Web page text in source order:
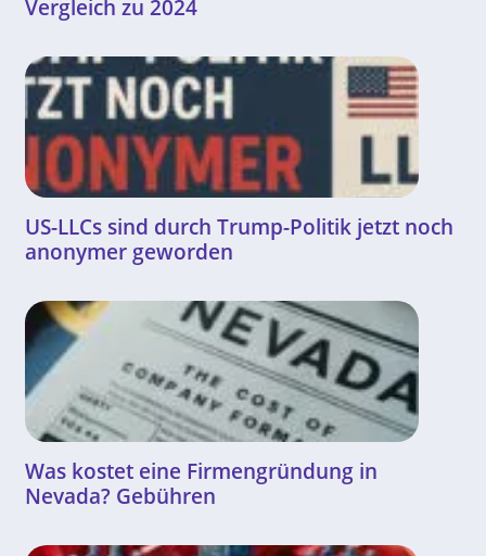
Vergleich zu 2024
US-LLCs sind durch Trump-Politik jetzt noch
anonymer geworden
Was kostet eine Firmengründung in
Nevada? Gebühren